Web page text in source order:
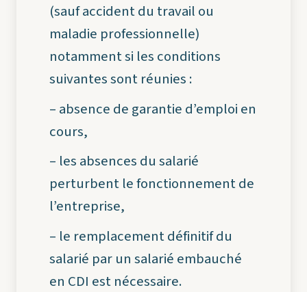
(sauf accident du travail ou
maladie professionnelle)
notamment si les conditions
suivantes sont réunies :
– absence de garantie d’emploi en
cours,
– les absences du salarié
perturbent le fonctionnement de
l’entreprise,
– le remplacement définitif du
salarié par un salarié embauché
en CDI est nécessaire.